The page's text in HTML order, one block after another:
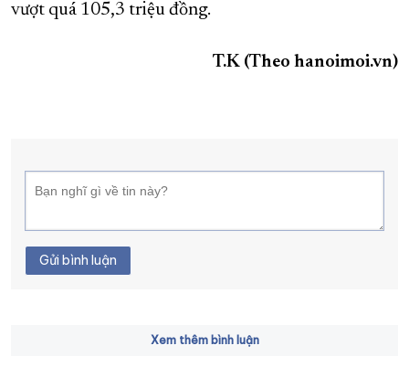
vượt quá 105,3 triệu đồng.
T.K (Theo hanoimoi.vn)
Gửi bình luận
Xem thêm bình luận